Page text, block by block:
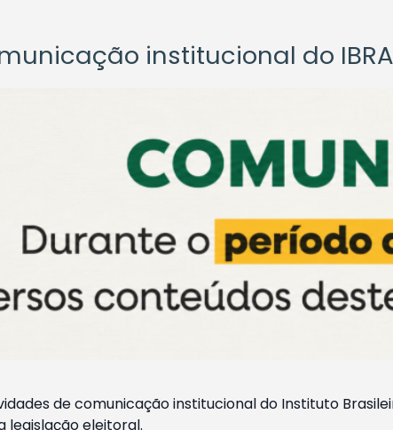
institucional do
de comunicação institucional do Instituto
legislação eleitoral.